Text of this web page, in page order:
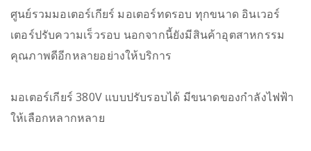
ศูนย์รวมมอเตอร์เกียร์ มอเตอร์ทดรอบ ทุกขนาด อินเวอร์
เตอร์ปรับความเร็วรอบ นอกจากนี้ยังมีสินค้าอุตสาหกรรม
คุณภาพดีอีกหลายอย่างให้บริการ
มอเตอร์เกียร์ 380V แบบปรับรอบได้ มีขนาดของกำลังไฟฟ้า
ให้เลือกหลากหลาย